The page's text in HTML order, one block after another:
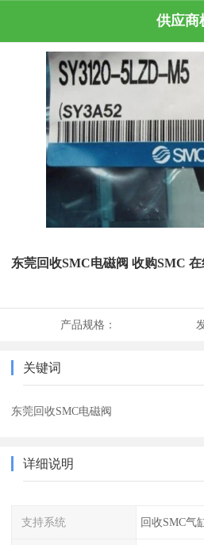
供应商
东莞回收SMC电磁阀 收购SMC
产品规格：
关键词
东莞回收SMC电磁阀
详细说明
支持系统 回收SMC气